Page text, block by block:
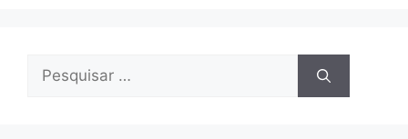
Pesquisar